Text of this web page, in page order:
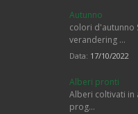
Autunno
colori d'autunno
verandering …
Data: 17/10/2022
Alberi pronti
Alberi coltivati in
prog…